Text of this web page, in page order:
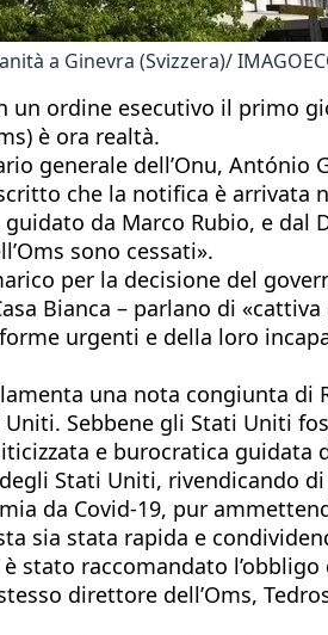
a Ginevra (Svizzera)/
un ordine esecutivo il primo
è ora realtà.
generale dell’Onu,
che la notifica è
da Marco Rubio, e
sono cessati».
per la decisione del
Bianca – parlano di
urgenti e della loro
una nota congiunta di
Sebbene gli Stati Uniti
e burocratica
Stati Uniti,
da Covid-19, pur
sia stata rapida e
raccomandato
direttore dell’Oms,